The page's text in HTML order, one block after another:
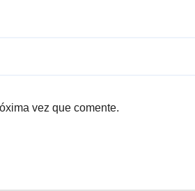
vez que comente.